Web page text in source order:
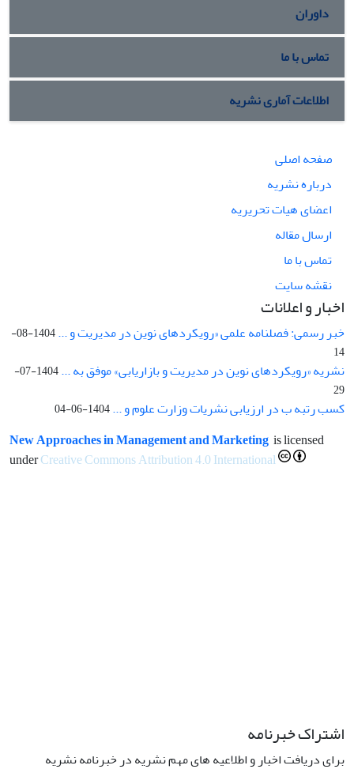
داوران
تماس با ما
اطلاعات آماری نشریه
صفحه اصلی
درباره نشریه
اعضای هیات تحریریه
ارسال مقاله
تماس با ما
نقشه سایت
اخبار و اعلانات
خبر رسمی: فصلنامه علمی «رویکردهای نوین در مدیریت و ...
1404-08-
14
نشریه «رویکردهای نوین در مدیریت و بازاریابی» موفق به ...
1404-07-
29
کسب رتبه ب در ارزیابی نشریات وزارت علوم و ...1404-06-04
New Approaches in Management and Marketing is licensed
underCreative Commons Attribution 4.0 International
اشتراک خبرنامه
برای دریافت اخبار و اطلاعیه های مهم نشریه در خبرنامه نشریه